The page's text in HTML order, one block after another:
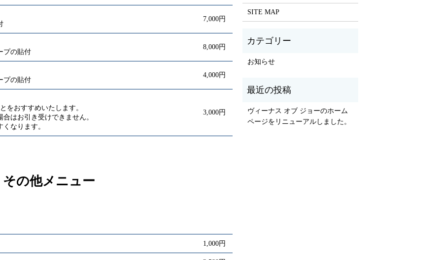
7,000円
プの貼付
8,000円
プの貼付
4,000円
をおすすめいたします。
はお引き受けできません。
なります。
3,000円
その他メニュー
1,000円
SITE MAP
お知らせ
ヴィーナス オブ ジョーのホーム
ページをリニューアルしました。